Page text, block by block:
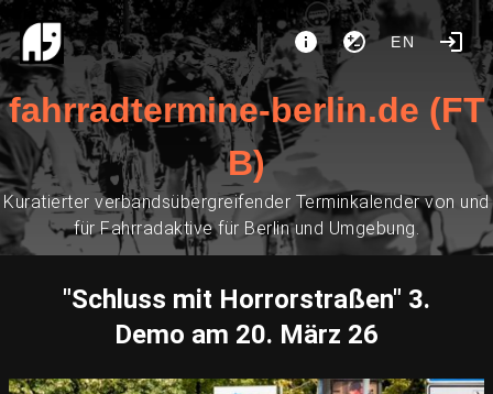
EN
fahrradtermine-berlin.de (FT
B)
Kuratierter verbandsübergreifender Terminkalender von und
für Fahrradaktive für Berlin und Umgebung.
"Schluss mit Horrorstraßen" 3.
Demo am 20. März 26